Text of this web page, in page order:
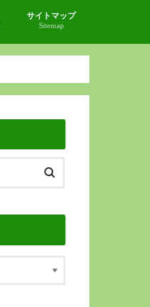
サイトマップ
Sitemap